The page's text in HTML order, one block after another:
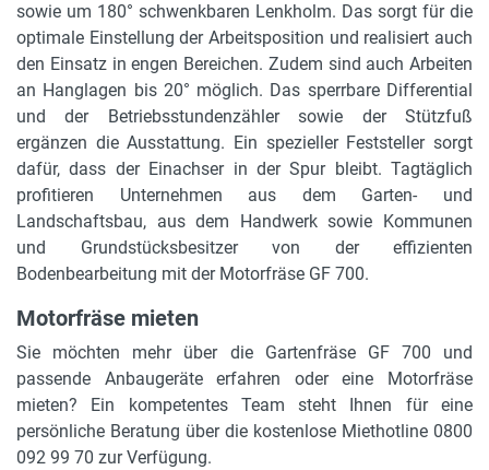
sowie um 180° schwenkbaren Lenkholm. Das sorgt für die
optimale Einstellung der Arbeitsposition und realisiert auch
den Einsatz in engen Bereichen. Zudem sind auch Arbeiten
an Hanglagen bis 20° möglich. Das sperrbare Differential
und der Betriebsstundenzähler sowie der Stützfuß
ergänzen die Ausstattung. Ein spezieller Feststeller sorgt
dafür, dass der Einachser in der Spur bleibt. Tagtäglich
profitieren Unternehmen aus dem Garten- und
Landschaftsbau, aus dem Handwerk sowie Kommunen
und Grundstücksbesitzer von der effizienten
Bodenbearbeitung mit der Motorfräse GF 700.
Motorfräse mieten
Sie möchten mehr über die Gartenfräse GF 700 und
passende Anbaugeräte erfahren oder eine Motorfräse
mieten? Ein kompetentes Team steht Ihnen für eine
persönliche Beratung über die kostenlose Miethotline 0800
092 99 70 zur Verfügung.